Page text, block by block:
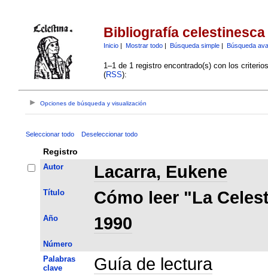
Bibliografía celestinesca
Inicio| Mostrar todo| Búsqueda simple| Búsqueda
1–1 de 1 registro encontrado(s) con los
(RSS):
Opciones de búsqueda y visualización
Seleccionar todo Deseleccionar todo
Registro
Autor Lacarra, Eukene
Título Cómo leer "La
Año 1990
Número
Palabras
clave
Guía de lectura